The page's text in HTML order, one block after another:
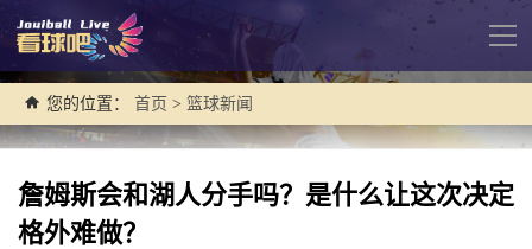
导
您的位置： 首页 > 篮球新闻
詹姆斯会和湖人分手吗？是什么让这次决定
格外难做？